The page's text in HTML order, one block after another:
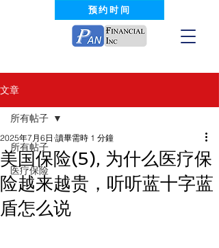
预约时间
文章
所有帖子
医疗保险
所有帖子
美国保险(5), 为什么医疗保
险越来越贵，听听蓝十字蓝
盾怎么说
2025年7月6日 讀畢需時 1 分鐘